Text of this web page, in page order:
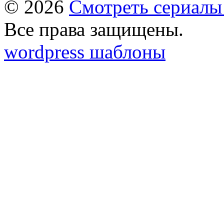
© 2026 Смотреть
Все права защищены.
wordpress шаблоны